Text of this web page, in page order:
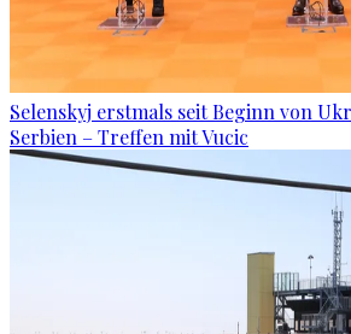
Selenskyj erstmals seit Beginn von
Serbien – Treffen mit Vucic